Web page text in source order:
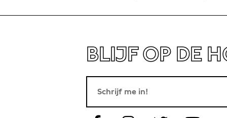
BLIJF OP DE